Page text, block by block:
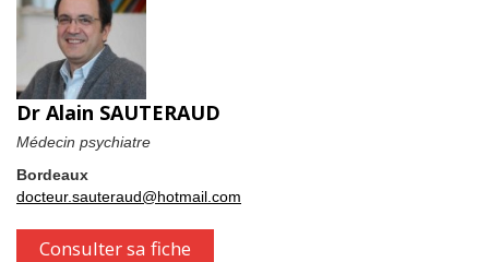
Dr Alain SAUTERAUD
Médecin psychiatre
Bordeaux
docteur.sauteraud@hotmail.com
Consulter sa fiche